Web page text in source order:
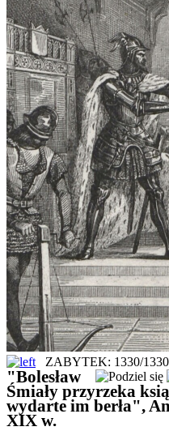
ZABYTEK: 1330/
"Bolesław
Śmiały przyrzeka
wydarte im berła",
XIX w.